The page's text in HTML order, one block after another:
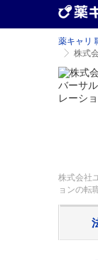
薬キャリ
株式
株式会社
ョンの転